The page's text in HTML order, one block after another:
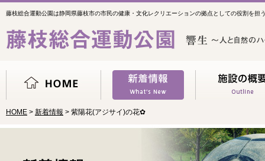
藤枝総合運動公園は静岡県藤枝市の市民の健康・文化レクリエーションの拠点としての役割を担
HOME > 新着情報 > 紫陽花(アジサイ)の花✿